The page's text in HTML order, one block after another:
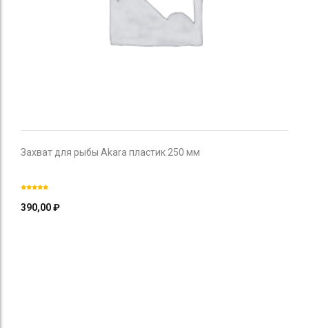
Захват для рыбы Akara пластик 250 мм
390,00₽